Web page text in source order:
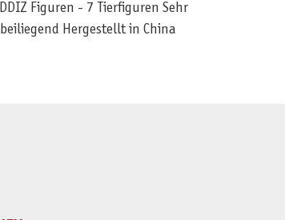
Figuren - 7 Tierfiguren Sehr
Hergestellt in China